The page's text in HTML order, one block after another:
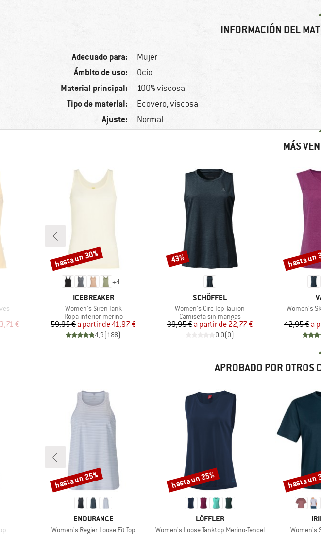
INFORMACIÓN DEL
Adecuado para: Mujer
Ámbito de uso: Ocio
Material principal: 100% viscosa
Tipo de material: Ecovero, viscosa
Ajuste: Normal
MÁS
€
+4
MARCA
ICEBREAKER
Artículo
Women's Siren Tank
Product group
Ropa interior merino
Precio
59,95 € Precio reducido
a partir de41,97 €
4,9(188)
Descuento
hasta un 30%
MARCA
SCHÖFFEL
Artículo
Women's Circ Top Tauron
Product group
Camiseta sin mangas
Precio
39,95 € Precio reducido
a partir de 22,77 €
0,0(0)
Descuento
43%
Artículo
Women's
42,95 € a
Descuento
hasta un
APROBADO POR OTROS
MARCA
ENDURANCE
Artículo
Women's Regier Loose Fit Top
Descuento
hasta un 25%
MARCA
LÖFFLER
Artículo
Women's Loose Tanktop Merino-Tencel
Descuento
hasta un 25%
Artículo
Women's
Descuento
hasta un